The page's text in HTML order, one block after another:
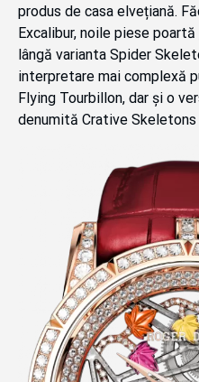
produs de casa elvețiană.
Excalibur, noile piese poartă
lângă varianta Spider
interpretare mai complexă
Flying Tourbillon, dar și o
denumită Crative Skeletons